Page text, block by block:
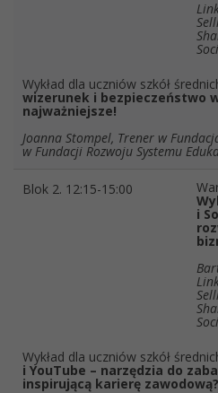
Wykład dla uczniów szkół
wizerunek i bezpieczeństwo
najważniejsze!
Joanna Stompel, Trener w
w Fundacji Rozwoju Systemu
Blok 2. 12:15-15:00
i
Wykład dla uczniów szkół
i YouTube – narzędzia do
inspirującą karierę